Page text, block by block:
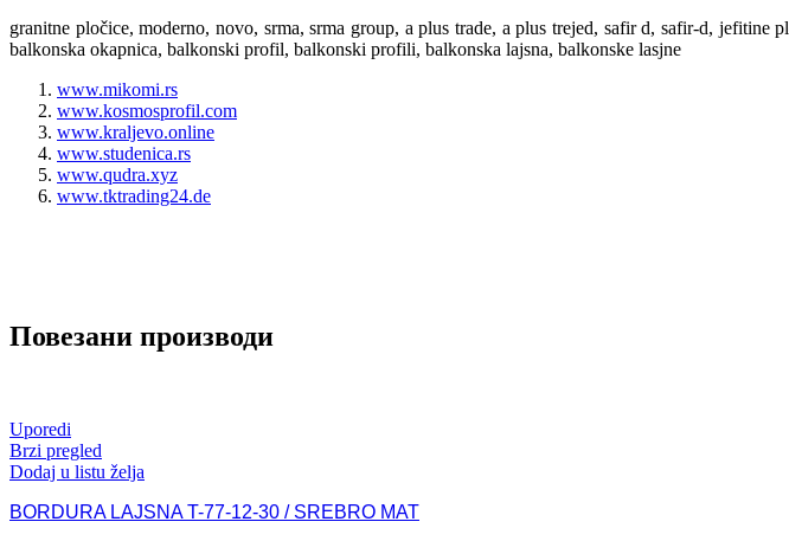
granitne pločice, moderno, novo, srma, srma group, a plus trade, a plus trejed, safir d, safir-d,
balkonska okapnica, balkonski profil, balkonski profili, balkonska lajsna, balkonske lasjne
www.mikomi.rs
www.kosmosprofil.com
www.kraljevo.online
www.studenica.rs
www.qudra.xyz
www.tktrading24.de
Повезани производи
Uporedi
Brzi pregled
Dodaj u listu želja
BORDURA LAJSNA T-77-12-30 / SREBRO MAT